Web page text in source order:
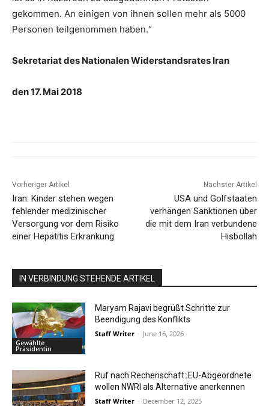
gekommen. An einigen von ihnen sollen mehr als 5000
Personen teilgenommen haben.“
Sekretariat des Nationalen Widerstandsrates Iran
den 17. Mai 2018
Vorheriger Artikel
Iran: Kinder stehen wegen
fehlender medizinischer
Versorgung vor dem Risiko
einer Hepatitis Erkrankung
Nächster Artikel
USA und Golfstaaten
verhängen Sanktionen über
die mit dem Iran verbundene
Hisbollah
IN VERBINDUNG STEHENDE ARTIKEL
Gewählte
Präsidentin
Maryam Rajavi begrüßt Schritte zur
Beendigung des Konflikts
Staff Writer - June 16, 2026
Ruf nach Rechenschaft: EU-Abgeordnete
wollen NWRI als Alternative anerkennen
Staff Writer - December 12, 2025